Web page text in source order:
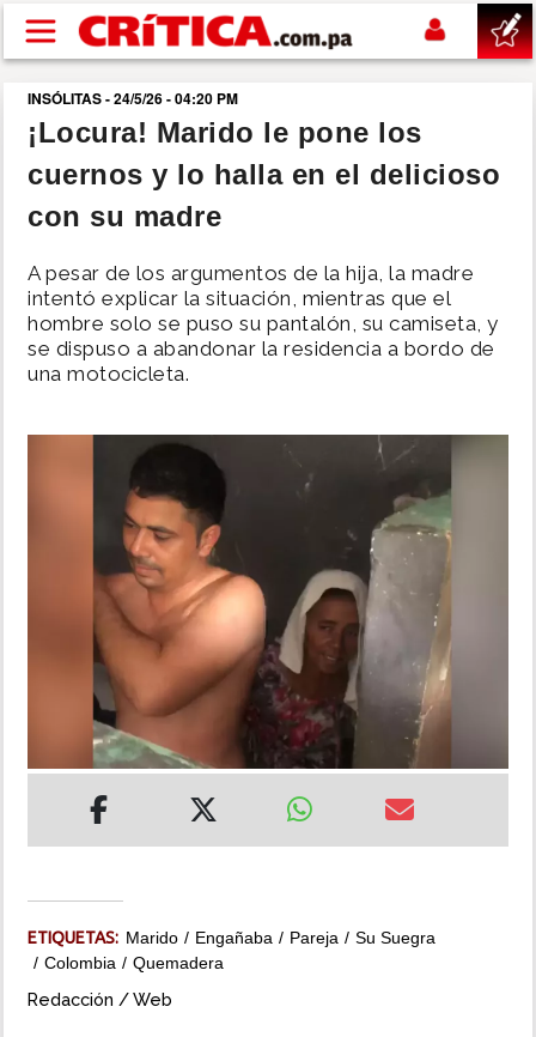
Pasar al contenido principal
buscar
SUCESOS
POLÍTICA
SHOW
INSÓLITAS
MULTIMEDIA
IMPRESO
INSÓLITAS - 24/5/26 - 04:20 PM
¡Locura! Marido le pone los
cuernos y lo halla en el delicioso
con su madre
A pesar de los argumentos de la hija, la madre
intentó explicar la situación, mientras que el
hombre solo se puso su pantalón, su camiseta, y
se dispuso a abandonar la residencia a bordo de
una motocicleta.
ETIQUETAS: Marido Engañaba Pareja
Su Suegra
Colombia
Quemadera
Redacción / Web